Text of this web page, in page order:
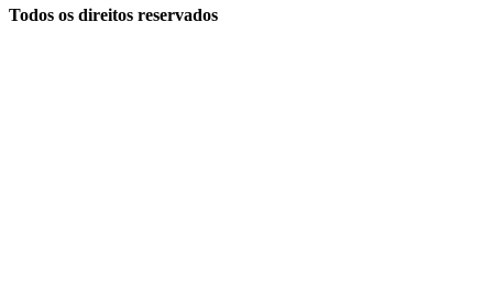
Todos os direitos reservados